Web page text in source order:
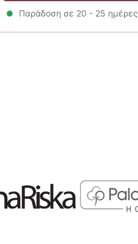
Παράδοση σε 20 - 25 ημέρες